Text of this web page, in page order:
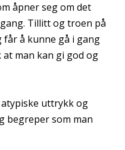
åpner seg om det
Tillitt og troen på
får å kunne gå i gang
man kan gi god og
uttrykk og
begreper som man